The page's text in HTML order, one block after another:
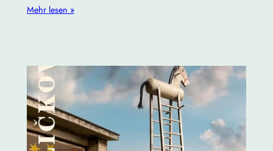
Mehr lesen »